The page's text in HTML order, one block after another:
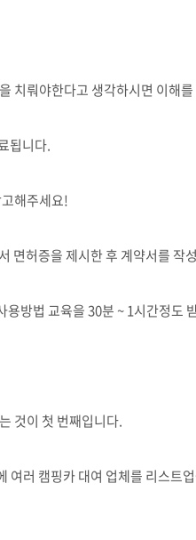
치뤄야한다고 생각하시면 이해
됩니다.
해주세요!
면허증을 제시한 후 계약서를 작
방법 교육을 30분 ~ 1시간정도
것이 첫 번째입니다.
여러 캠핑카 대여 업체를 리스트